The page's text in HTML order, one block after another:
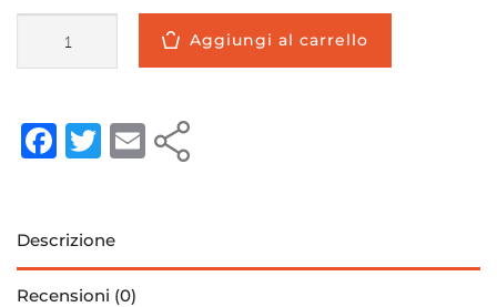
P.S.O
Sapone
Marino
TECHNO
NATURAL
Aggiungi al carrello
F
b
o
T
er
E
Descrizione
Recensioni (0)